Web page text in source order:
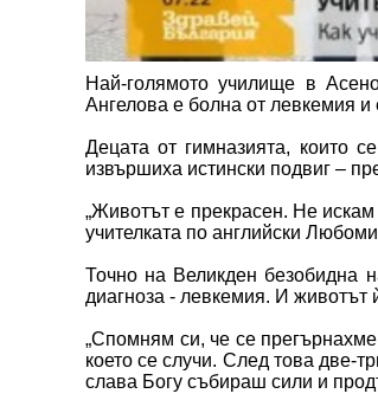
Най-голямото училище в
Ангелова е болна от левкемия и
Децата от гимназията, които
извършиха истински подвиг –
„Животът е прекрасен. Не
учителката по английски
Точно на Великден безобидна
диагноза - левкемия. И животът
„Спомням си, че се
което се случи. След това две-
слава Богу събираш сили и